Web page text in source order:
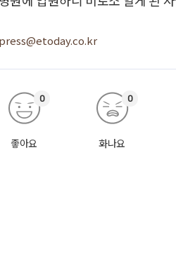
좋아요
0
화나요
0